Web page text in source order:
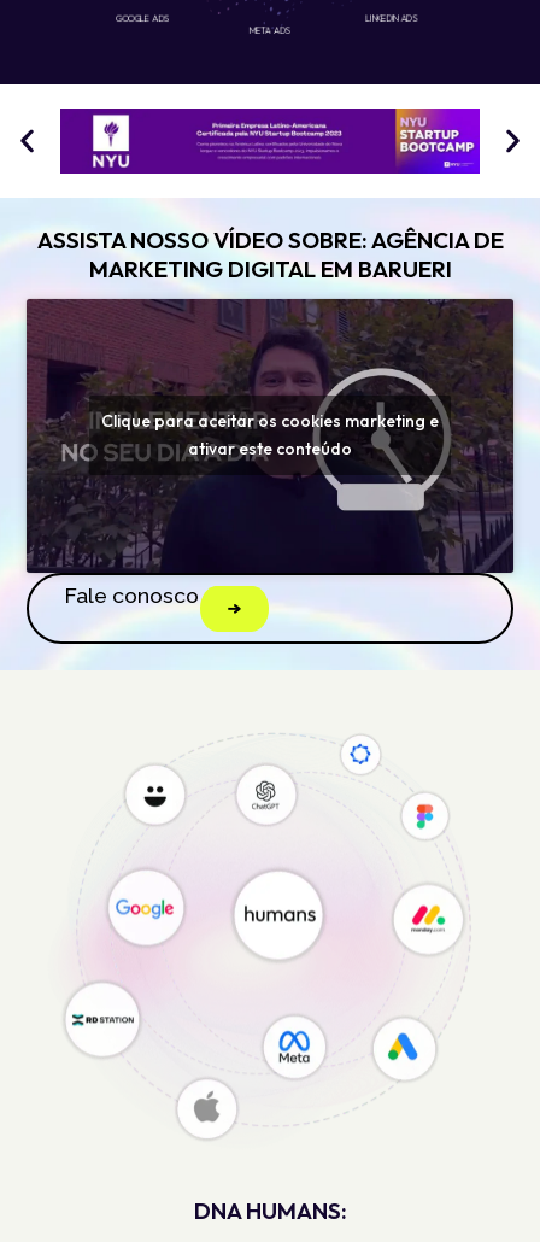
GOOGLE ADS LINKEDIN ADS
META ADS
ASSISTA NOSSO VÍDEO SOBRE: AGÊNCIA DE
MARKETING DIGITAL EM BARUERI
Clique para aceitar os cookies marketing e
ativar este conteúdo
Fale conosco
DNA HUMANS: